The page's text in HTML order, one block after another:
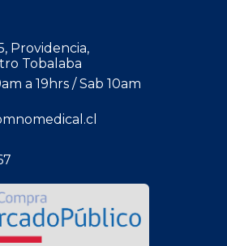
Providencia,
Tobalaba
a 19hrs / Sab 10am